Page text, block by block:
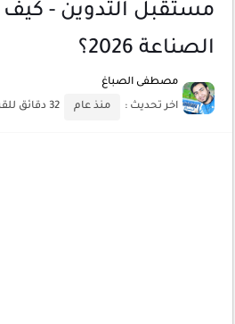
مستقبل التدوين -
الصناعة 2026؟
مصطفى الصباغ
اخر تحديث : منذ عام 32 دقائق للقراءة